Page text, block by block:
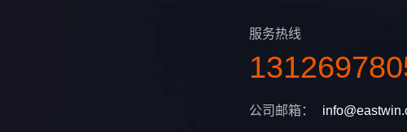
服务热线
公司邮箱：